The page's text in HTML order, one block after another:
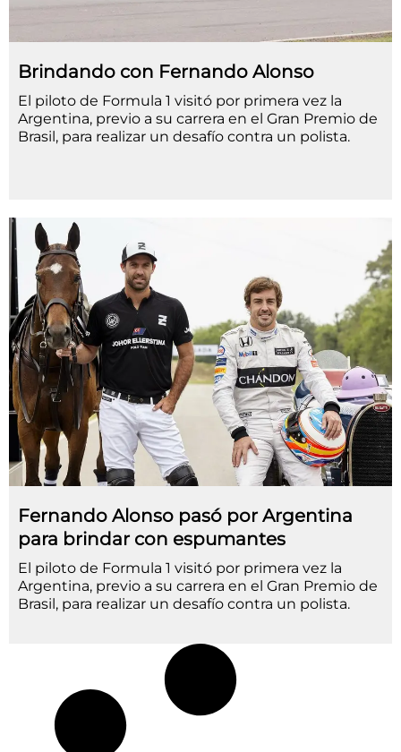
Brindando con Fernando Alonso
El piloto de Formula 1 visitó por primera vez la
Argentina, previo a su carrera en el Gran Premio de
Brasil, para realizar un desafío contra un polista.
Fernando Alonso pasó por Argentina
para brindar con espumantes
El piloto de Formula 1 visitó por primera vez la
Argentina, previo a su carrera en el Gran Premio de
Brasil, para realizar un desafío contra un polista.